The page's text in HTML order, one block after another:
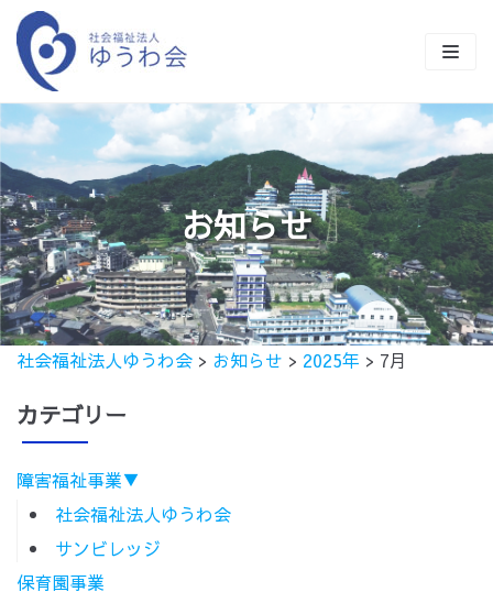
コ
ン
テ
ン
ツ
に
ス
キ
ッ
プ
TOP
ゆうわ会とは
事業紹介
障害福祉事業一覧
ながさきワークビレッジ
ワークステーションすばる
ライフステーションすばる
ワークショップあさひA
保育事業
もとお保育園
みはら保育園
地域貢献事業
公益事業
施設商品の紹介
ながさきワークビレッジ
ワークステーションすばる
クラブ活動
採用情報
お知らせ
お知らせ
社会福祉法人ゆうわ会 > お知らせ > 2025年 > 7月
カテゴリー
障害福祉事業▼
社会福祉法人ゆうわ会
サンビレッジ
保育園事業